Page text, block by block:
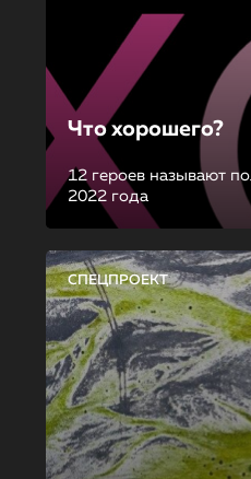
Что хорошего?
12 героев называют
2022 года
СПЕЦПРОЕКТ